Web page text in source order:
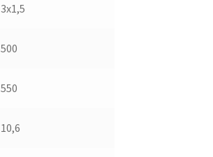
3х1,5
500
550
10,6